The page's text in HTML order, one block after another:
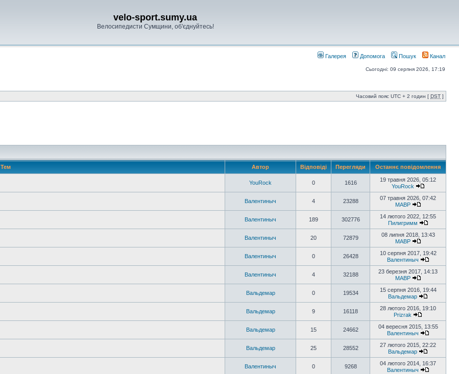
velo-sport.sumy.ua
Велосипедисти Сумщини, об'єднуйтесь!
Галерея Допомога Пошук Канал
Сьогодні: 09 серпня 2026, 17:19
Часовий пояс UTC + 2 годин [ DST ]
Тем Автор Відповіді Перегляди Останнє повідомлення
YouRock 0 1616
19 травня 2026, 05:12
YouRock
Валентиныч 4 23288
07 травня 2026, 07:42
MABP
Валентиныч 189 302776
14 лютого 2022, 12:55
Пилигримм
Валентиныч 20 72879
08 липня 2018, 13:43
MABP
Валентиныч 0 26428
10 серпня 2017, 19:42
Валентиныч
Валентиныч 4 32188
23 березня 2017, 14:13
MABP
Вальдемар 0 19534
15 серпня 2016, 19:44
Вальдемар
Вальдемар 9 16118
28 лютого 2016, 19:10
Prizrak
Вальдемар 15 24662
04 вересня 2015, 13:55
Валентиныч
Вальдемар 25 28552
27 лютого 2015, 22:22
Вальдемар
Валентиныч 0 9268
04 лютого 2014, 16:37
Валентиныч